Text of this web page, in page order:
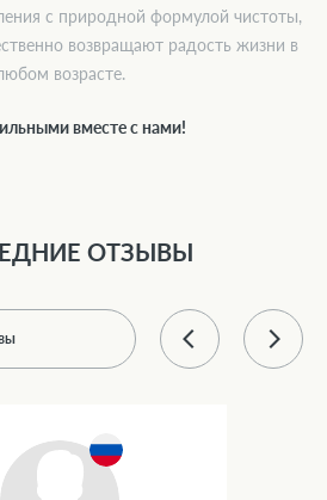
с природной формулой чистоты,
возвращают радость жизни в
возрасте.
вместе с нами!
ОТЗЫВЫ